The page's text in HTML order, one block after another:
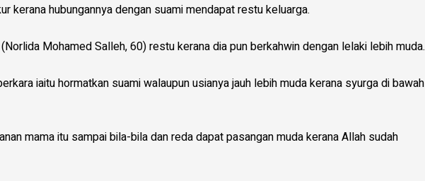
kerana hubungannya dengan suami mendapat restu keluarga.
Mohamed Salleh, 60) restu kerana dia pun berkahwin dengan lelaki lebih muda.
iaitu hormatkan suami walaupun usianya jauh lebih muda kerana syurga di bawah
mama itu sampai bila-bila dan reda dapat pasangan muda kerana Allah sudah